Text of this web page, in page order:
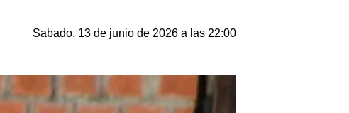
Sabado, 13 de junio de 2026 a las 22:00